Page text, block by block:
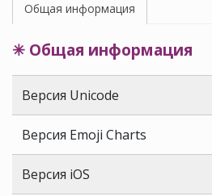
Общая информация
✳ Общая информация
Версия Unicode
Версия Emoji Charts
Версия iOS